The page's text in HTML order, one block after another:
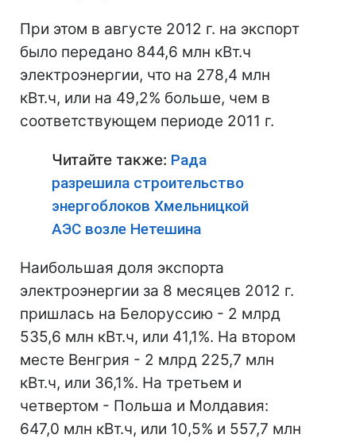
При этом в августе 2012 г. на экспорт
было передано 844,6 млн кВт.ч
электроэнергии, что на 278,4 млн
кВт.ч, или на 49,2% больше, чем в
соответствующем периоде 2011 г.
Читайте также: Рада
разрешила строительство
энергоблоков Хмельницкой
АЭС возле Нетешина
Наибольшая доля экспорта
электроэнергии за 8 месяцев 2012 г.
пришлась на Белоруссию - 2 млрд
535,6 млн кВт.ч, или 41,1%. На втором
месте Венгрия - 2 млрд 225,7 млн
кВт.ч, или 36,1%. На третьем и
четвертом - Польша и Молдавия:
647,0 млн кВт.ч, или 10,5% и 557,7 млн